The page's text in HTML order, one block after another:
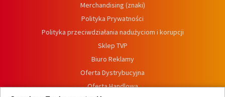
Merchandising (znaki)
Polityka Prywatności
Polityka przeciwdziałania nadużyciom i korupcji
Sklep TVP
Biuro Reklamy
Oferta Dystrybucyjna
Oferta Handlowa